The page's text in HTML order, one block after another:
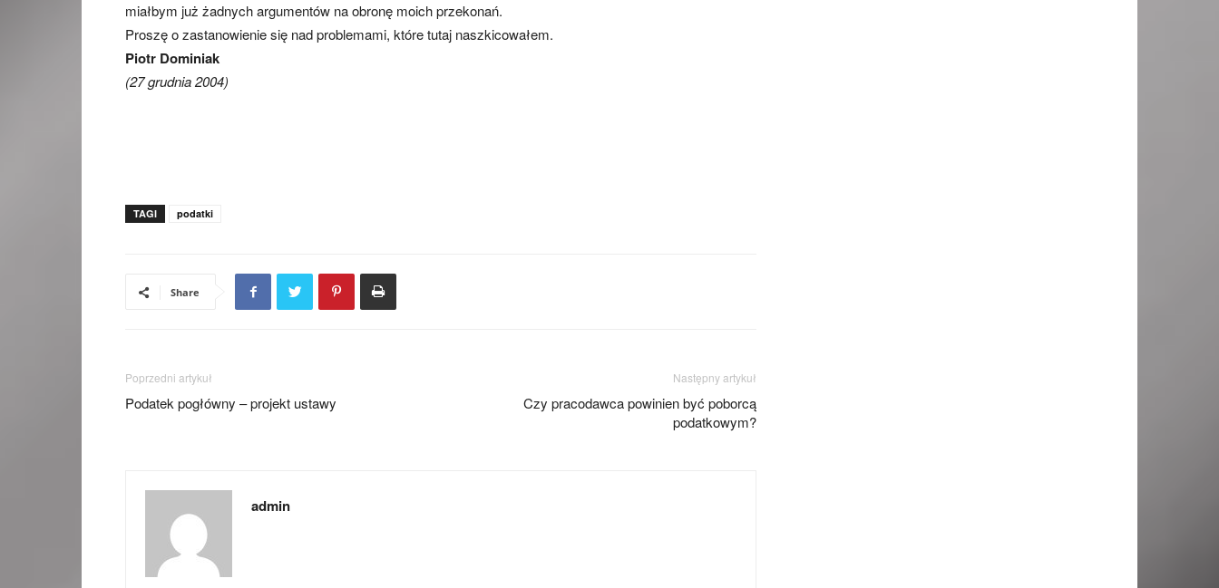
miałbym już żadnych argumentów na obronę moich przekonań.
Proszę o zastanowienie się nad problemami, które tutaj naszkicowałem.
Piotr Dominiak
(27 grudnia 2004)
TAGI podatki
Share
Poprzedni artykuł
Podatek pogłówny – projekt ustawy
Następny artykuł
Czy pracodawca powinien być poborcą
podatkowym?
admin